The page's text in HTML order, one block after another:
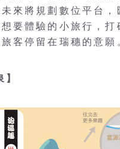
來將規劃數位平台
要體驗的小旅行，
客停留在瑞穗的意願
】